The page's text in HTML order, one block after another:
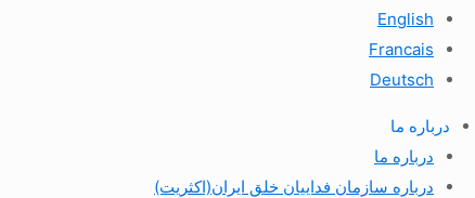
English
Francais
Deutsch
درباره ما
درباره ما
درباره سازمان فداییان خلق ایران(اکثریت)